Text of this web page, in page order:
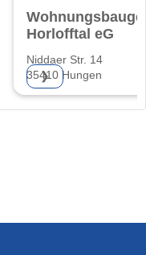
Horlofftal eG
Niddaer Str. 14
35410 Hungen
❯